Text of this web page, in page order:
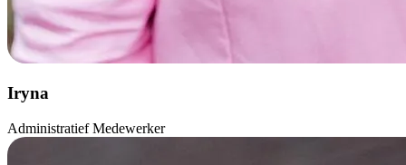
Iryna
Administratief Medewerker